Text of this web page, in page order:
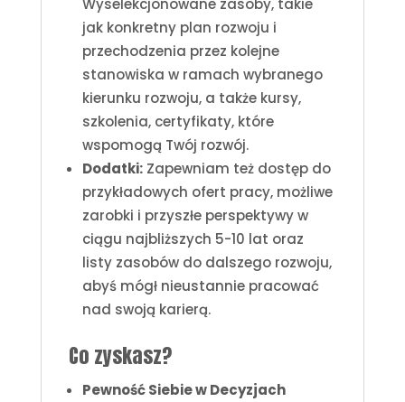
Wyselekcjonowane zasoby, takie
jak konkretny plan rozwoju i
przechodzenia przez kolejne
stanowiska w ramach wybranego
kierunku rozwoju, a także kursy,
szkolenia, certyfikaty, które
wspomogą Twój rozwój.
Dodatki:Zapewniam też dostęp do
przykładowych ofert pracy, możliwe
zarobki i przyszłe perspektywy w
ciągu najbliższych 5-10 lat oraz
listy zasobów do dalszego rozwoju,
abyś mógł nieustannie pracować
nad swoją karierą.
Co zyskasz?
Pewność Siebie w Decyzjach